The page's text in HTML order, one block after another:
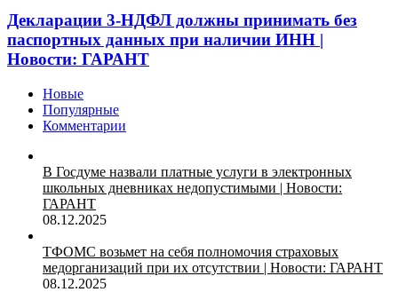
Декларации 3-НДФЛ должны принимать без
паспортных данных при наличии ИНН |
Новости: ГАРАНТ
Новые
Популярные
Комментарии
В Госдуме назвали платные услуги в электронных
школьных дневниках недопустимыми | Новости:
ГАРАНТ
08.12.2025
ТФОМС возьмет на себя полномочия страховых
медорганизаций при их отсутствии | Новости: ГАРАНТ
08.12.2025